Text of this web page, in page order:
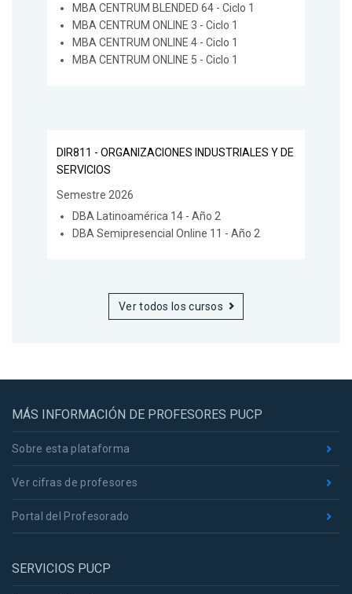
MBA CENTRUM BLENDED 64 - Ciclo 1
MBA CENTRUM ONLINE 3 - Ciclo 1
MBA CENTRUM ONLINE 4 - Ciclo 1
MBA CENTRUM ONLINE 5 - Ciclo 1
DIR811 - ORGANIZACIONES INDUSTRIALES Y DE
SERVICIOS
Semestre 2026
DBA Latinoamérica 14 - Año 2
DBA Semipresencial Online 11 - Año 2
Ver todos los cursos
MÁS INFORMACIÓN DE PROFESORES PUCP
Sobre esta plataforma
Ver cifras de profesores
Portal del Profesorado
SERVICIOS PUCP